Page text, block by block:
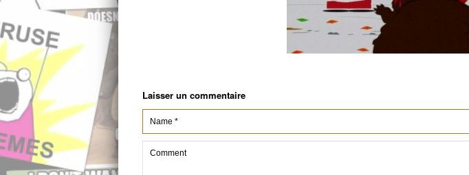
Laisser un commentaire